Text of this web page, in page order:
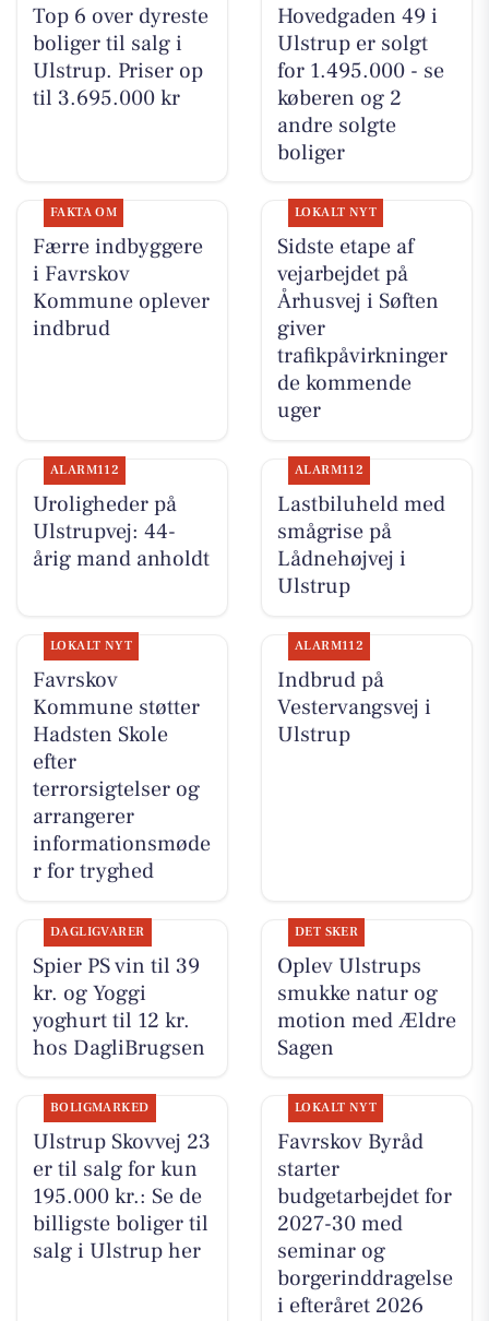
Top 6 over dyreste
boliger til salg i
Ulstrup. Priser op
til 3.695.000 kr
Hovedgaden 49 i
Ulstrup er solgt
for 1.495.000 - se
køberen og 2
andre solgte
boliger
FAKTA OM
Færre indbyggere
i Favrskov
Kommune oplever
indbrud
LOKALT NYT
Sidste etape af
vejarbejdet på
Århusvej i Søften
giver
trafikpåvirkninger
de kommende
uger
ALARM112
Uroligheder på
Ulstrupvej: 44-
årig mand anholdt
ALARM112
Lastbiluheld med
smågrise på
Lådnehøjvej i
Ulstrup
LOKALT NYT
Favrskov
Kommune støtter
Hadsten Skole
efter
terrorsigtelser og
arrangerer
informationsmøde
r for tryghed
ALARM112
Indbrud på
Vestervangsvej i
Ulstrup
DAGLIGVARER
Spier PS vin til 39
kr. og Yoggi
yoghurt til 12 kr.
hos DagliBrugsen
DET SKER
Oplev Ulstrups
smukke natur og
motion med Ældre
Sagen
BOLIGMARKED
Ulstrup Skovvej 23
er til salg for kun
195.000 kr.: Se de
billigste boliger til
salg i Ulstrup her
LOKALT NYT
Favrskov Byråd
starter
budgetarbejdet for
2027-30 med
seminar og
borgerinddragelse
i efteråret 2026